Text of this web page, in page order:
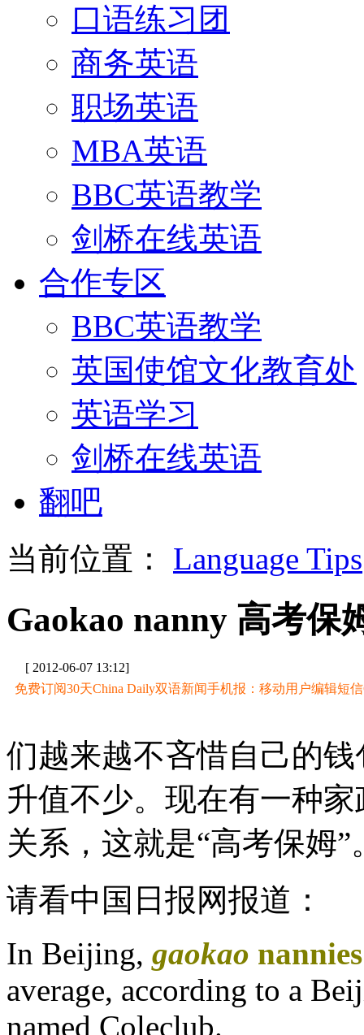
口语练习团
商务英语
职场英语
MBA英语
BBC英语教学
剑桥在线英语
合作专区
BBC英语教学
英国使馆文化教育处
英语学习
剑桥在线英语
翻吧
当前位置： Language Tips
Gaokao nanny 高考保
[ 2012-06-07 13:12]
免费订阅30天China Daily双语新闻手机报：移动用户编辑短信
们越来越不吝惜自己的
升值不少。现在有一种
关系，这就是“高考保姆”
请看中国日报网报道：
In Beijing, gaokao nannies
average, according to a
named Coleclub.